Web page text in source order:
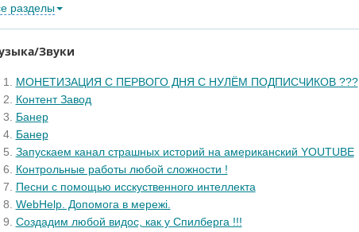
разделы
Звуки
МОНЕТИЗАЦИЯ С ПЕРВОГО ДНЯ С НУЛЁМ ПОДПИСЧИКОВ ???
Контент Завод
Банер
Банер
Запускаем канал страшных историй на американский YOUTUBE
Контрольные работы любой сложности !
Песни с помощью исскуственного интеллекта
WebHelp. Допомога в мережі.
Создадим любой видос, как у Спилберга !!!